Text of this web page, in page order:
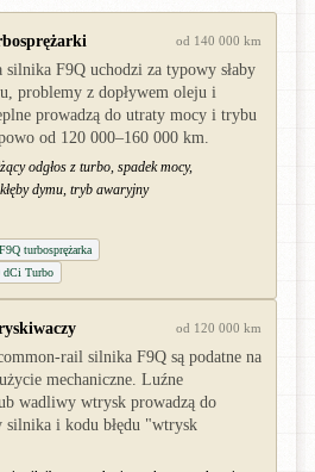
od 140 000 km
silnika F9Q uchodzi za typowy słaby
problemy z dopływem oleju i
prowadzą do utraty mocy i trybu
od 120 000–160 000 km.
odgłos z turbo, spadek mocy,
dymu, tryb awaryjny
F9Q turbosprężarka
dCi Turbo
od 120 000 km
rail silnika F9Q są podatne na
mechaniczne. Luźne
wadliwy wtrysk prowadzą do
silnika i kodu błędu "wtrysk